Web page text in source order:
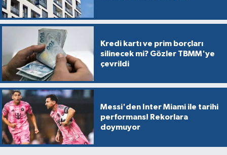
Kredi kartı ve prim borçları
silinecek mi? Gözler TBMM'ye
çevrildi
Messi'den Inter Miami ile tarihi
performans! Rekorlara
doymuyor